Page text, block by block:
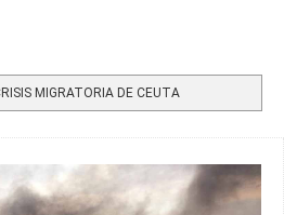
MIGRATORIA DE CEUTA